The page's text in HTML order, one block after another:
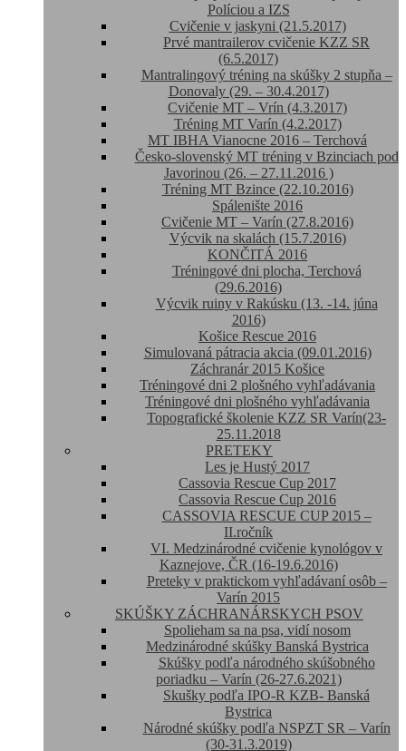
Políciou a IZS
Cvičenie v jaskyni (21.5.2017)
Prvé mantrailerov cvičenie KZZ SR
(6.5.2017)
Mantralingový tréning na skúšky 2 stupňa –
Donovaly (29. – 30.4.2017)
Cvičenie MT – Vrín (4.3.2017)
Tréning MT Varín (4.2.2017)
MT IBHA Vianocne 2016 – Terchová
Česko-slovenský MT tréning v Bzinciach pod
Javorinou (26. – 27.11.2016 )
Tréning MT Bzince (22.10.2016)
Spálenište 2016
Cvičenie MT – Varín (27.8.2016)
Výcvik na skalách (15.7.2016)
KONČITÁ 2016
Tréningové dni plocha, Terchová
(29.6.2016)
Výcvik ruiny v Rakúsku (13. -14. júna
2016)
Košice Rescue 2016
Simulovaná pátracia akcia (09.01.2016)
Záchranár 2015 Košice
Tréningové dni 2 plošného vyhľadávania
Tréningové dni plošného vyhľadávania
Topografické školenie KZZ SR Varín(23-
25.11.2018
PRETEKY
Les je Hustý 2017
Cassovia Rescue Cup 2017
Cassovia Rescue Cup 2016
CASSOVIA RESCUE CUP 2015 –
II.ročník
VI. Medzinárodné cvičenie kynológov v
Kaznejove, ČR (16-19.6.2016)
Preteky v praktickom vyhľadávaní osôb –
Varín 2015
SKÚŠKY ZÁCHRANÁRSKYCH PSOV
Spolieham sa na psa, vidí nosom
Medzinárodné skúšky Banská Bystrica
Skúšky podľa národného skúšobného
poriadku – Varín (26-27.6.2021)
Skušky podľa IPO-R KZB- Banská
Bystrica
Národné skúšky podľa NSPZT SR – Varín
(30-31.3.2019)